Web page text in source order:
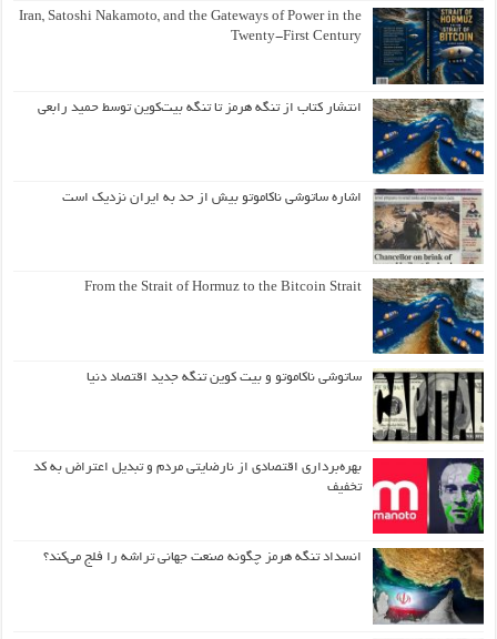
Iran, Satoshi Nakamoto, and the Gateways of Power in the
Twenty-First Century
انتشار کتاب از تنگه هرمز تا تنگه بیت‌کوین توسط حمید رابعی
اشاره ساتوشی ناکاموتو بیش از حد به ایران نزدیک است
From the Strait of Hormuz to the Bitcoin Strait
ساتوشی ناکاموتو و بیت کوین تنگه جدید اقتصاد دنیا
بهره‌برداری اقتصادی از نارضایتی مردم و تبدیل اعتراض به کد
تخفیف
انسداد تنگه هرمز چگونه صنعت جهانی تراشه را فلج می‌کند؟